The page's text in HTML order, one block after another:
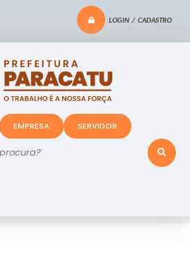
LOGIN / CADASTRO
EMPRESA SERVIDOR